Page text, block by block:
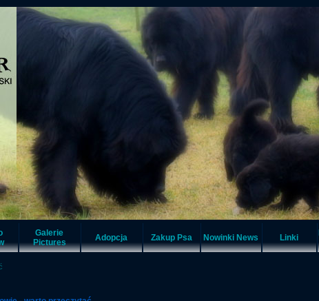
Galerie
Pictures
Adopcja Zakup Psa Nowinki News Linki